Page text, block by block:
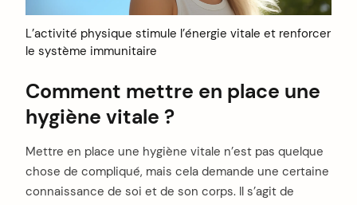
L’activité physique stimule l’énergie vitale et renforcer
le système immunitaire
Comment mettre en place une
hygiène vitale ?
Mettre en place une hygiène vitale n’est pas quelque
chose de compliqué, mais cela demande une certaine
connaissance de soi et de son corps. Il s’agit de